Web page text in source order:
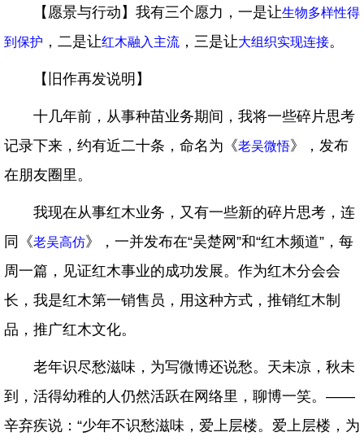
【愿景与行动】我有三个愿力，一是让生物多样性得
到保护 ，二是让红木融入主流 ，三是让大组织实现连接。
【旧作再发说明】
十几年前，从事种苗业务期间，我将一些碎片思考
记录下来，约有近二十条，命名为《老吴微悟》，发布
在朋友圈里。
我现在从事红木业务，又有一些新的碎片思考，连
同《老吴高仿》，一并发布在“吴楚网”和“红木频道”，每
周一篇，见证红木事业的成功发展。作为红木分会会
长，我是红木第一销售员，用这种方式，推销红木制
品，推广红木文化。
老年识尽愁滋味，为写微博还说愁。天未凉，秋未
到，活得幼稚的人仍然活跃在网络里，聊博一笑。——
辛弃疾说：“少年不识愁滋味，爱上层楼。爱上层楼，为